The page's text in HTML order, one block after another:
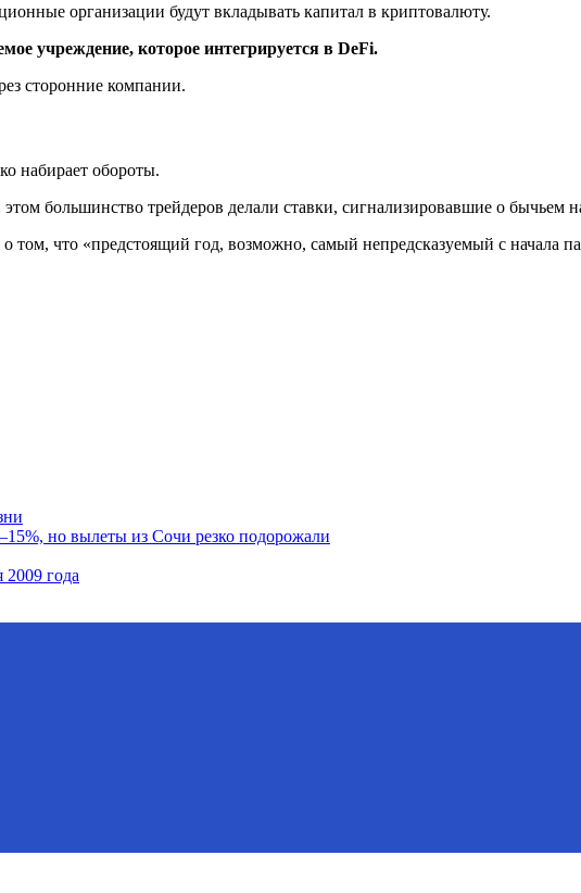
организации будут вкладывать капитал в криптовалюту.
учреждение, которое интегрируется в DeFi.
сторонние компании.
набирает обороты.
большинство трейдеров делали ставки, сигнализировавшие о бычьем
что «предстоящий год, возможно, самый непредсказуемый с начала
но вылеты из Сочи резко подорожали
года